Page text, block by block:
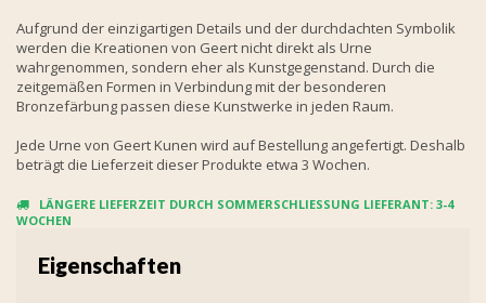
Aufgrund der einzigartigen Details und der durchdachten Symbolik
werden die Kreationen von Geert nicht direkt als Urne
wahrgenommen, sondern eher als Kunstgegenstand. Durch die
zeitgemäßen Formen in Verbindung mit der besonderen
Bronzefärbung passen diese Kunstwerke in jeden Raum.
Jede Urne von Geert Kunen wird auf Bestellung angefertigt. Deshalb
beträgt die Lieferzeit dieser Produkte etwa 3 Wochen.
LÄNGERE LIEFERZEIT DURCH SOMMERSCHLIESSUNG LIEFERANT: 3-4 W
OCHEN
Eigenschaften